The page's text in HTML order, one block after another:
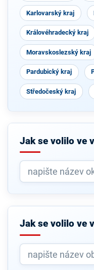
Karlovarský kraj
Královéhradecký kraj
Moravskoslezský kraj
Pardubický kraj
Středočeský kraj
Jak se volilo ve
Jak se volilo ve